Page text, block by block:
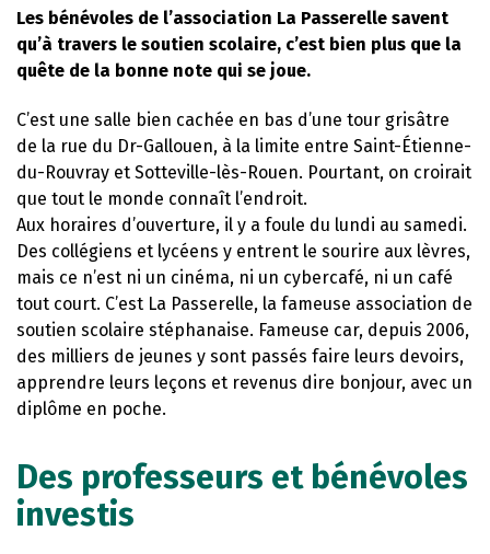
Les bénévoles de l’association La Passerelle savent
qu’à travers le soutien scolaire, c’est bien plus que la
quête de la bonne note qui se joue.
C’est une salle bien cachée en bas d’une tour grisâtre
de la rue du Dr-Gallouen, à la limite entre Saint-Étienne-
du-Rouvray et Sotteville-lès-Rouen. Pourtant, on croirait
que tout le monde connaît l’endroit.
Aux horaires d’ouverture, il y a foule du lundi au samedi.
Des collégiens et lycéens y entrent le sourire aux lèvres,
mais ce n’est ni un cinéma, ni un cybercafé, ni un café
tout court. C’est La Passerelle, la fameuse association de
soutien scolaire stéphanaise. Fameuse car, depuis 2006,
des milliers de jeunes y sont passés faire leurs devoirs,
apprendre leurs leçons et revenus dire bonjour, avec un
diplôme en poche.
Des professeurs et bénévoles
investis